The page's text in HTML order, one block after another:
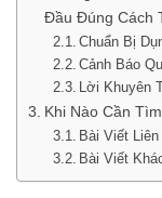
Đầu Đúng Cách
Chuẩn Bị
Cảnh Báo
Lời Khuyên
Khi Nào Cần
Bài Viết Liên
Bài Viết